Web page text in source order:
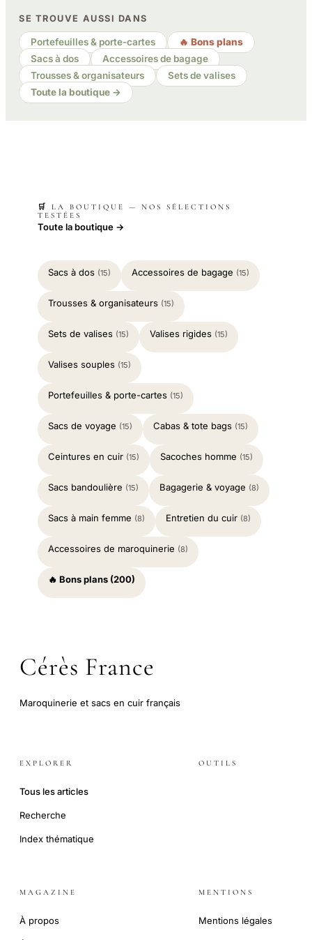
SE TROUVE AUSSI DANS
Portefeuilles & porte-cartes
🔥 Bons plans
Sacs à dos
Accessoires de bagage
Trousses & organisateurs
Sets de valises
Toute la boutique →
🛒 LA BOUTIQUE — NOS SÉLECTIONS
TESTÉES
Toute la boutique →
Sacs à dos (15) Accessoires de bagage (15)
Trousses & organisateurs (15)
Sets de valises (15) Valises rigides (15)
Valises souples (15)
Portefeuilles & porte-cartes (15)
Sacs de voyage (15) Cabas & tote bags (15)
Ceintures en cuir (15) Sacoches homme (15)
Sacs bandoulière (15) Bagagerie & voyage (8)
Sacs à main femme (8) Entretien du cuir (8)
Accessoires de maroquinerie (8)
🔥 Bons plans (200)
Cérès France
Maroquinerie et sacs en cuir français
EXPLORER
Tous les articles
Recherche
Index thématique
OUTILS
MAGAZINE
À propos
MENTIONS
Mentions légales